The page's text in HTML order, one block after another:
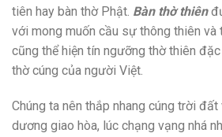
tiên hay bàn thờ Phật. Bàn thờ thiên
với mong muốn cầu sự thông thiên và
cũng thể hiện tín ngưỡng thờ thiên
thờ cúng của người Việt.
Chúng ta nên thắp nhang cúng trời
dương giao hòa, lúc chạng vạng nhá